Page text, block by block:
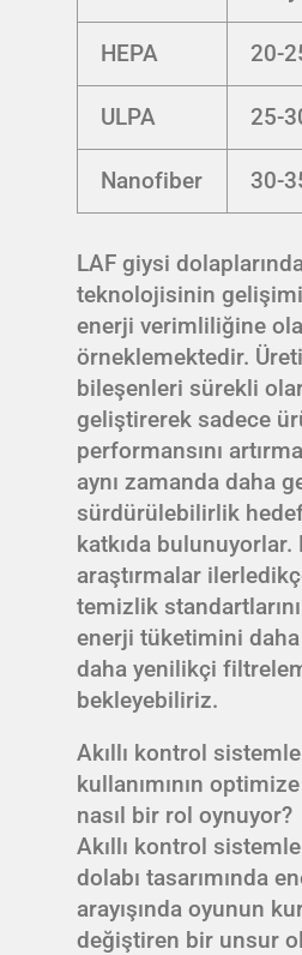
HEPA 20-
ULPA 25-
Nanofiber 30-
LAF giysi
teknolojisinin
enerji verimliliğine
örneklemektedir.
bileşenleri sürekli
geliştirerek sadece
performansını
aynı zamanda daha
sürdürülebilirlik
katkıda bulunuyorlar.
araştırmalar
temizlik
enerji tüketimini
daha yenilikçi
bekleyebiliriz.
Akıllı kontrol
kullanımının
nasıl bir rol oynuyor?
Akıllı kontrol
dolabı tasarımında
arayışında oyunun
değiştiren bir unsur